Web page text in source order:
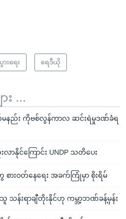
ားရေး ရေဒီယို
...
မနည်း ကိုဗစ်လွန်ကာလ ဆင်းရဲမှုဒဏ်ခံရ
လာနိုင်ကြောင်း UNDP သတိပေး
ားဝတ်နေရေး အခက်ကြုံမှာ စိုးရိမ်
သန်းရာချီတိုးနိုင်ဟု ကမ္ဘာ့ဘဏ်ခန့်မှန်း